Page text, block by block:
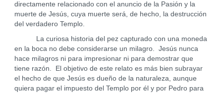
directamente relacionado con el anuncio de la Pasión y la
muerte de Jesús, cuya muerte será, de hecho, la destrucción
del verdadero Templo.
La curiosa historia del pez capturado con una moneda
en la boca no debe considerarse un milagro. Jesús nunca
hace milagros ni para impresionar ni para demostrar que
tiene razón. El objetivo de este relato es más bien subrayar
el hecho de que Jesús es dueño de la naturaleza, aunque
quiera pagar el impuesto del Templo por él y por Pedro para